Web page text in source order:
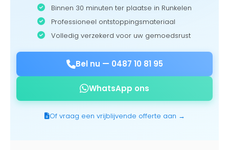
Binnen 30 minuten ter plaatse in Runkelen
Professioneel ontstoppingsmateriaal
Volledig verzekerd voor uw gemoedsrust
Bel nu — 0487 10 81 95
WhatsApp ons
Of vraag een vrijblijvende offerte aan →